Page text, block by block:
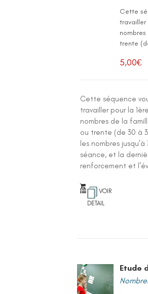
Cette
travailler
trente
5,00€
Cette séquence
travailler pour la
nombres de la
ou trente (de 30 à
les nombres
séance, et la
renforcement et
VOIR
DETAIL
Etude